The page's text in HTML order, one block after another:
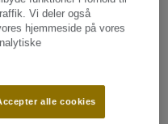
mønster
34 Meget høj trafik
43 Høj
Vi deler også
hjemmeside på vores
alle cookies